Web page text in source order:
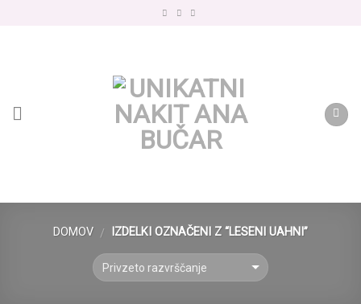
DOMOV / IZDELKI OZNAČENI Z “LESENI UAHNI”